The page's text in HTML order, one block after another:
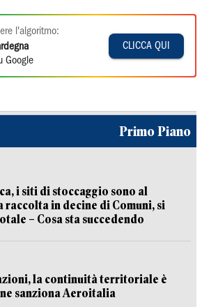
l'algoritmo:
Google
CLICCA QUI
Primo Piano
i siti di stoccaggio sono al
raccolta in decine di Comuni, si
– Cosa sta succedendo
la continuità territoriale è
sanziona Aeroitalia